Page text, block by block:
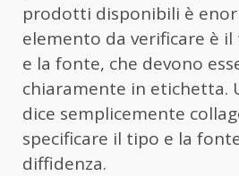
prodotti disponibili è
elemento da verificare è
e la fonte, che devono
chiaramente in etichetta.
dice semplicemente
specificare il tipo e la
diffidenza.